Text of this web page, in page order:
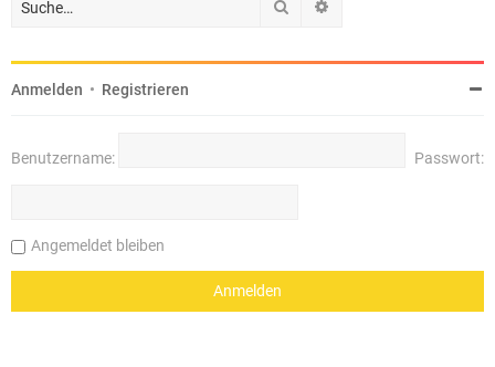
Suche
Anmelden • Registrieren
Benutzername: Passwort:
Angemeldet bleiben